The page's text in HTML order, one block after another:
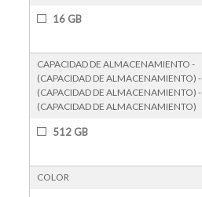
16 GB
CAPACIDAD DE ALMACENAMIENTO -
(CAPACIDAD DE ALMACENAMIENTO) -
(CAPACIDAD DE ALMACENAMIENTO) -
(CAPACIDAD DE ALMACENAMIENTO)
512 GB
COLOR